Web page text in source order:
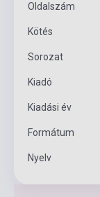
Oldalszám
Kötés
Sorozat
Kiadó
Kiadási év
Formátum
Nyelv